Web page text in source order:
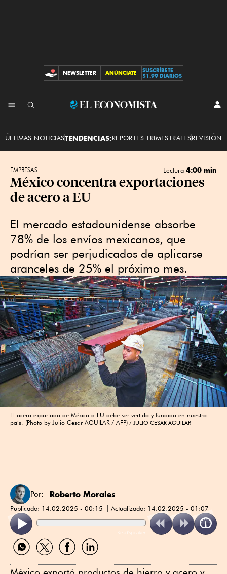
CONTRIBUCIONES
NEWSLETTER ANÚNCIATE
SUSCRÍBETE
$1.99 DIARIOS
El
ÚLTIMAS NOTICIASTENDENCIAS:REPORTES TRIMESTRALESREVISIÓN
EMPRESAS Lectura 4:00 min
México concentra exportaciones
de acero a EU
El mercado estadounidense absorbe
78% de los envíos mexicanos, que
podrían ser perjudicados de aplicarse
aranceles de 25% el próximo mes.
El acero exportado de México a EU debe ser vertido y fundido en nuestro
país. (Photo by Julio Cesar AGUILAR / AFP)
JULIO CESAR AGUILAR
Por: Roberto Morales
Publicado: 14.02.2025 - 00:15 Actualizado: 14.02.2025 - 01:07
ReadSpeaker
Compartir
por
Compartir
por
Compartir
por
Compartir
por